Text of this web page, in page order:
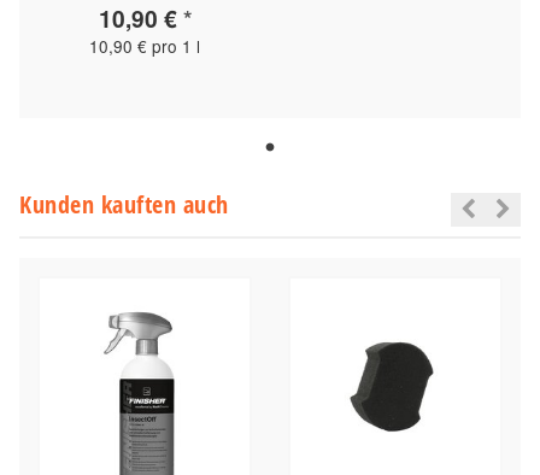
10,90 €*
10,90 € pro 1 l
Kunden kauften auch